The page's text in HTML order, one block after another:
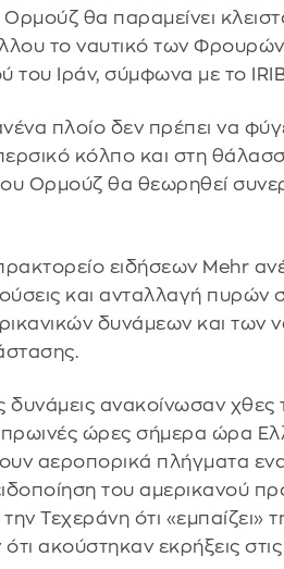
θα παραμείνει
το ναυτικό των
του Ιράν, σύμφωνα με το
πλοίο δεν πρέπει να
κόλπο και στη
Ορμούζ θα θεωρηθεί
ειδήσεων Mehr
και ανταλλαγή πυρών
δυνάμεων και των
δυνάμεις ανακοίνωσαν
πρωινές ώρες σήμερα ώρα
αεροπορικά πλήγματα
του αμερικανού
Τεχεράνη ότι «εμπαίζει»
ακούστηκαν εκρήξεις στις